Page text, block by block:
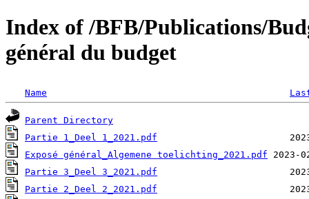
Index of /BFB/Publications/
général du budget
Name
Parent Directory
Partie 1_Deel 1_2021.pdf
Exposé général_Algemene toelichting_2021.pdf
Partie 3_Deel 3_2021.pdf
Partie 2_Deel 2_2021.pdf